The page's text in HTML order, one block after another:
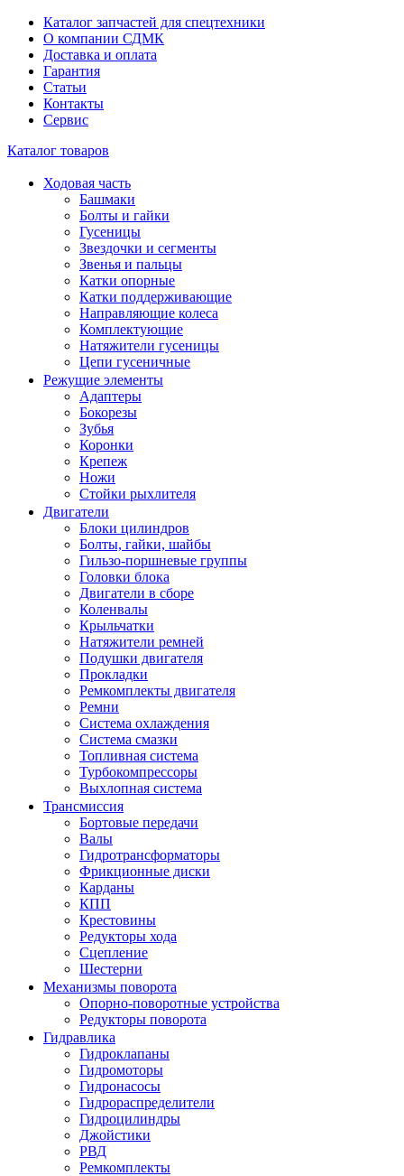
Каталог запчастей для спецтехники
О компании СДМК
Доставка и оплата
Гарантия
Статьи
Контакты
Сервис
Каталог товаров
Ходовая часть
Башмаки
Болты и гайки
Гусеницы
Звездочки и сегменты
Звенья и пальцы
Катки опорные
Катки поддерживающие
Направляющие колеса
Комплектующие
Натяжители гусеницы
Цепи гусеничные
Режущие элементы
Адаптеры
Бокорезы
Зубья
Коронки
Крепеж
Ножи
Стойки рыхлителя
Двигатели
Блоки цилиндров
Болты, гайки, шайбы
Гильзо-поршневые группы
Головки блока
Двигатели в сборе
Коленвалы
Крыльчатки
Натяжители ремней
Подушки двигателя
Прокладки
Ремкомплекты двигателя
Ремни
Система охлаждения
Система смазки
Топливная система
Турбокомпрессоры
Выхлопная система
Трансмиссия
Бортовые передачи
Валы
Гидротрансформаторы
Фрикционные диски
Карданы
КПП
Крестовины
Редукторы хода
Сцепление
Шестерни
Механизмы поворота
Опорно-поворотные устройства
Редукторы поворота
Гидравлика
Гидроклапаны
Гидромоторы
Гидронасосы
Гидрораспределители
Гидроцилиндры
Джойстики
РВД
Ремкомплекты